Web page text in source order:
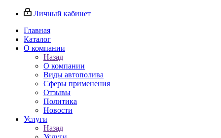
Личный кабинет
Главная
Каталог
О компании
Назад
О компании
Виды автополива
Сферы применения
Отзывы
Политика
Новости
Услуги
Назад